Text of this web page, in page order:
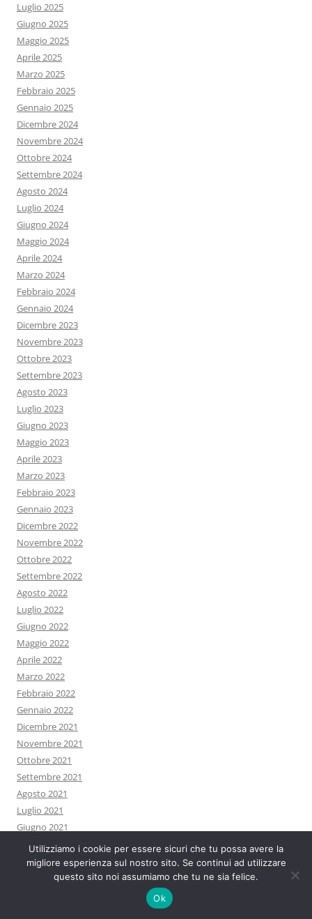
Luglio 2025
Giugno 2025
Maggio 2025
Aprile 2025
Marzo 2025
Febbraio 2025
Gennaio 2025
Dicembre 2024
Novembre 2024
Ottobre 2024
Settembre 2024
Agosto 2024
Luglio 2024
Giugno 2024
Maggio 2024
Aprile 2024
Marzo 2024
Febbraio 2024
Gennaio 2024
Dicembre 2023
Novembre 2023
Ottobre 2023
Settembre 2023
Agosto 2023
Luglio 2023
Giugno 2023
Maggio 2023
Aprile 2023
Marzo 2023
Febbraio 2023
Gennaio 2023
Dicembre 2022
Novembre 2022
Ottobre 2022
Settembre 2022
Agosto 2022
Luglio 2022
Giugno 2022
Maggio 2022
Aprile 2022
Marzo 2022
Febbraio 2022
Gennaio 2022
Dicembre 2021
Novembre 2021
Ottobre 2021
Settembre 2021
Agosto 2021
Luglio 2021
Giugno 2021
Maggio 2021
Aprile 2021
Marzo 2021
Utilizziamo i cookie per essere sicuri che tu possa avere la
migliore esperienza sul nostro sito. Se continui ad utilizzare
questo sito noi assumiamo che tu ne sia felice.
Ok